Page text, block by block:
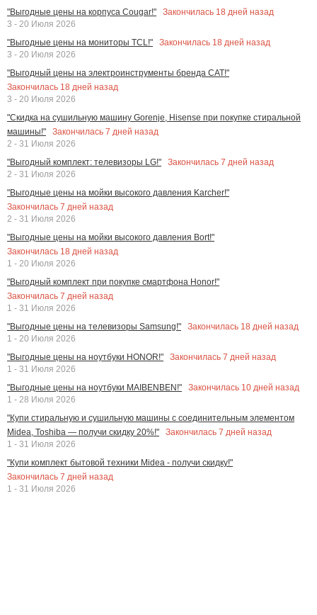
"Выгодные цены на корпуса Cougar!"
Закончилась 18 дней назад
3 - 20 Июля 2026
"Выгодные цены на мониторы TCL!"
Закончилась 18 дней назад
3 - 20 Июля 2026
"Выгодный цены на электроинструменты бренда CAT!"
Закончилась 18 дней назад
3 - 20 Июля 2026
"Скидка на сушильную машину Gorenje, Hisense при покупке стиральной
машины!"
Закончилась 7 дней назад
2 - 31 Июля 2026
"Выгодный комплект: телевизоры LG!"
Закончилась 7 дней назад
2 - 31 Июля 2026
"Выгодные цены на мойки высокого давления Karcher!"
Закончилась 7 дней назад
2 - 31 Июля 2026
"Выгодные цены на мойки высокого давления Bort!"
Закончилась 18 дней назад
1 - 20 Июля 2026
"Выгодный комплект при покупке смартфона Honor!"
Закончилась 7 дней назад
1 - 31 Июля 2026
"Выгодные цены на телевизоры Samsung!"
Закончилась 18 дней назад
1 - 20 Июля 2026
"Выгодные цены на ноутбуки HONOR!"
Закончилась 7 дней назад
1 - 31 Июля 2026
"Выгодные цены на ноутбуки MAIBENBEN!"
Закончилась 10 дней назад
1 - 28 Июля 2026
"Купи стиральную и сушильную машины с соединительным элементом
Midea, Toshiba — получи скидку 20%!"
Закончилась 7 дней назад
1 - 31 Июля 2026
"Купи комплект бытовой техники Midea - получи скидку!"
Закончилась 7 дней назад
1 - 31 Июля 2026